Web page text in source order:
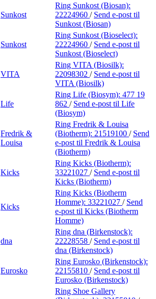
Sunkost
Ring Sunkost (Biosan):
22224960 / Send e-post til
Sunkost (Biosan)
Sunkost
Ring Sunkost (Bioselect):
22224960 / Send e-post til
Sunkost (Bioselect)
VITA
Ring VITA (Biosilk):
22098302 / Send e-post til
VITA (Biosilk)
Life
Ring Life (Biosym): 477 19
862 / Send e-post til Life
(Biosym)
Fredrik &
Louisa
Ring Fredrik & Louisa
(Biotherm): 21519100 / Send
e-post til Fredrik & Louisa
(Biotherm)
Kicks
Ring Kicks (Biotherm):
33221027 / Send e-post til
Kicks (Biotherm)
Kicks
Ring Kicks (Biotherm
Homme): 33221027 / Send
e-post til Kicks (Biotherm
Homme)
dna
Ring dna (Birkenstock):
22228558 / Send e-post til
dna (Birkenstock)
Eurosko
Ring Eurosko (Birkenstock):
22155810 / Send e-post til
Eurosko (Birkenstock)
Ring Shoe Gallery